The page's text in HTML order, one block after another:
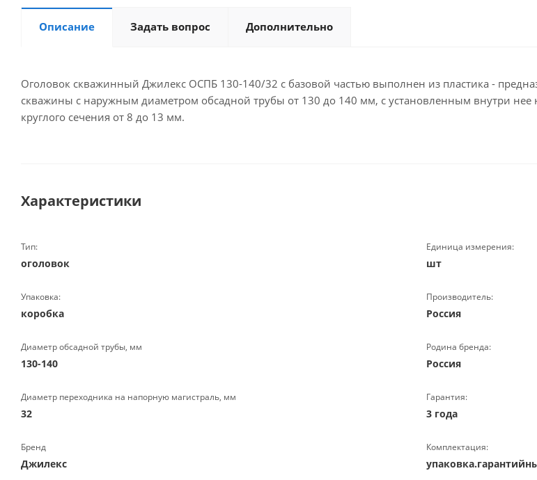
Описание Задать вопрос Дополнительно
Оголовок скважинный Джилекс ОСПБ 130-140/32 с базовой частью выполнен из пластика -
скважины с наружным диаметром обсадной трубы от 130 до 140 мм, с установленным внутри
круглого сечения от 8 до 13 мм.
Характеристики
Тип:
оголовок
Единица измерения:
шт
Упаковка:
коробка
Производитель:
Россия
Диаметр обсадной трубы, мм
130-140
Родина бренда:
Россия
Диаметр переходника на напорную магистраль, мм
32
Гарантия:
3 года
Бренд
Джилекс
Комплектация: